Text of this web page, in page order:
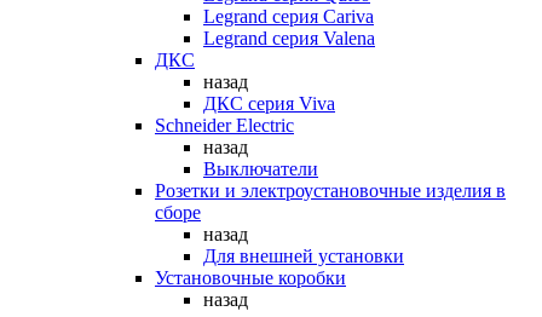
Legrand серия Cariva
Legrand серия Valena
ДКС
назад
ДКС серия Viva
Schneider Electric
назад
Выключатели
Розетки и электроустановочные изделия в
сборе
назад
Для внешней установки
Установочные коробки
назад